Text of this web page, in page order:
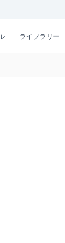
ライブラリー